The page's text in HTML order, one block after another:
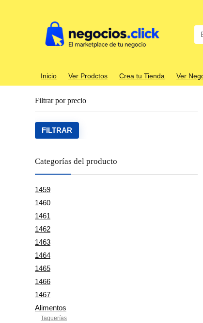
Inicio Ver Prodctos Crea tu Tienda Ver
Filtrar por precio
FILTRAR
Categorías del producto
1459
1460
1461
1462
1463
1464
1465
1466
1467
Alimentos
Taquerías